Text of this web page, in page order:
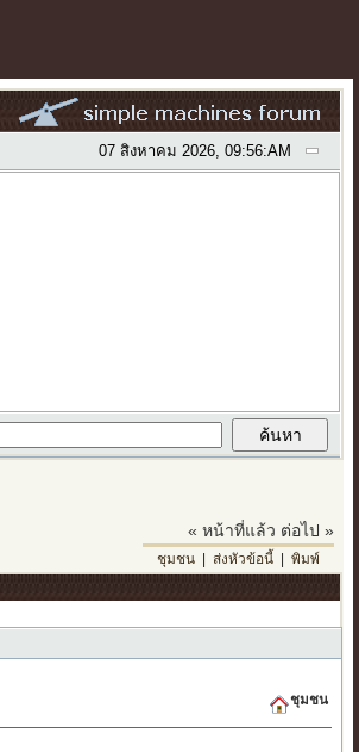
07 สิงหาคม 2026, 09:56:AM
« หน้าที่แล้ว ต่อไป »
ชุมชน| ส่งหัวข้อนี้| พิมพ์
ชุมชน